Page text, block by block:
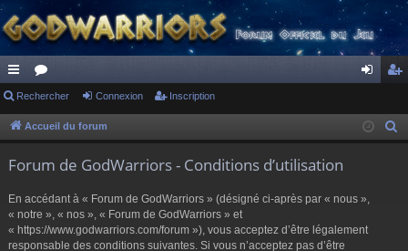
ac
co
s
or
u ne cri
Rechercher Connexion Inscription
Accueil du forum
Forum de GodWarriors - Conditions d’utilisation
En accédant à « Forum de GodWarriors » (désigné ci-après par « nous »,
« notre », « nos », « Forum de GodWarriors » et
« https://www.godwarriors.com/forum »), vous acceptez d’être légalement
responsable des conditions suivantes. Si vous n’acceptez pas d’être